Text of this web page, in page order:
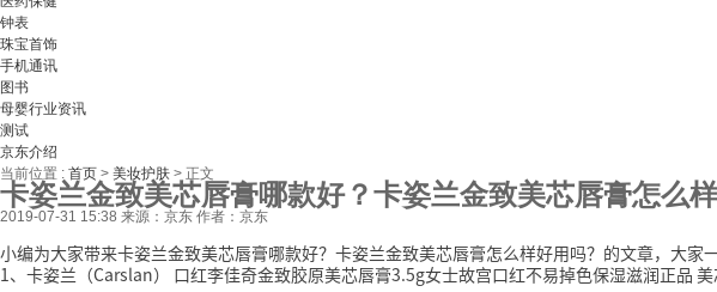
钟表
珠宝首饰
手机通讯
图书
母婴行业资讯
测试
京东介绍
当前位置 : 首页 > 美妆护肤 > 正文
卡姿兰金致美芯唇膏哪款好？卡姿兰金致美芯唇膏怎么
2019-07-31 15:38 来源：京东 作者：京东
小编为大家带来卡姿兰金致美芯唇膏哪款好？卡姿兰金致美芯唇膏怎么样好用吗？的文章，大家
1、卡姿兰（Carslan） 口红李佳奇金致胶原美芯唇膏3.5g女士故宫口红不易掉色保湿滋润正品